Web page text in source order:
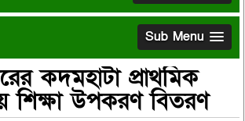
Sub Menu
কদমহাটা প্রাথমিক
শিক্ষা উপকরণ বিতরণ